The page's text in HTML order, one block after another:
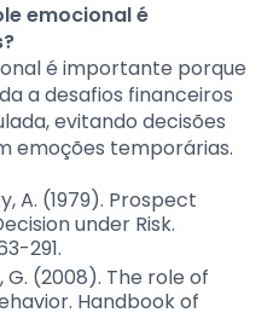
emocional é
é importante porque
a desafios financeiros
evitando decisões
emoções temporárias.
A. (1979). Prospect
under Risk.
291.
G. (2008). The role of
Handbook of